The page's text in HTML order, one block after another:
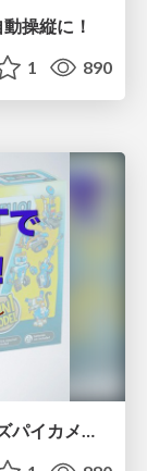
操縦に！
1 890
LEGO BOOST で大人も遊ぼう！ 〜ラズパイカメラ連携編〜